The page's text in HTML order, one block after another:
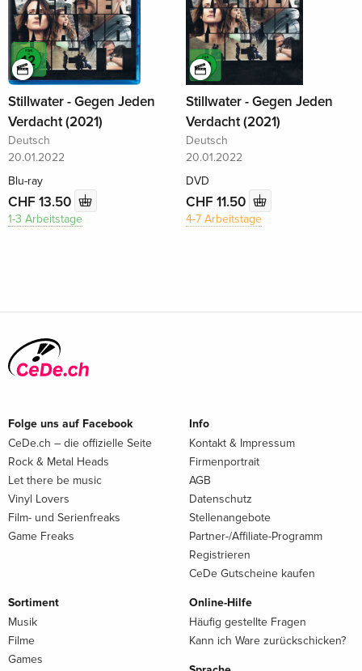
Stillwater - Gegen Jeden
Verdacht (2021)
Deutsch
20.01.2022
Blu-ray
CHF 13.50
1-3 Arbeitstage
Stillwater - Gegen Jeden
Verdacht (2021)
Deutsch
20.01.2022
DVD
CHF 11.50
4-7 Arbeitstage
Folge uns auf Facebook
CeDe.ch – die offizielle Seite
Rock & Metal Heads
Let there be music
Vinyl Lovers
Film- und Serienfreaks
Game Freaks
Info
Kontakt & Impressum
Firmenportrait
AGB
Datenschutz
Stellenangebote
Partner-/Affiliate-Programm
Registrieren
CeDe Gutscheine kaufen
Sortiment
Musik
Filme
Games
Online-Hilfe
Häufig gestellte Fragen
Kann ich Ware zurückschicken?